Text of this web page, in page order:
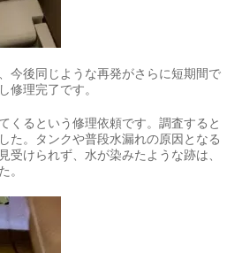
今後同じような再発がさらに短期間で
修理完了です。
くるという修理依頼です。調査すると
た。タンクや普段水漏れの原因となる
受けられず、水が染みたような跡は、
。